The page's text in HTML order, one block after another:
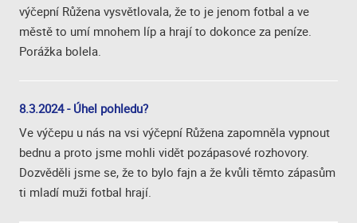
výčepní Růžena vysvětlovala, že to je jenom fotbal a ve
městě to umí mnohem líp a hrají to dokonce za peníze.
Porážka bolela.
8.3.2024 - Úhel pohledu?
Ve výčepu u nás na vsi výčepní Růžena zapomněla vypnout
bednu a proto jsme mohli vidět pozápasové rozhovory.
Dozvěděli jsme se, že to bylo fajn a že kvůli těmto zápasům
ti mladí muži fotbal hrají.